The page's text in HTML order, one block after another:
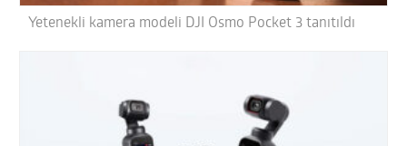
Yetenekli kamera modeli DJI Osmo Pocket 3 tanıtıldı